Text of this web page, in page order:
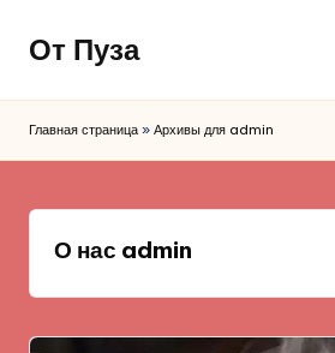
Перейти
содержимому
От Пуза
вкусные
Главная страница » Архивы для admin
О нас admin